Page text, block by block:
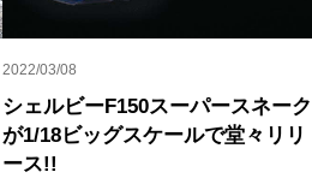
2022/03/08
シェルビーF150スーパースネーク
が1/18ビッグスケールで堂々リリ
ース!!